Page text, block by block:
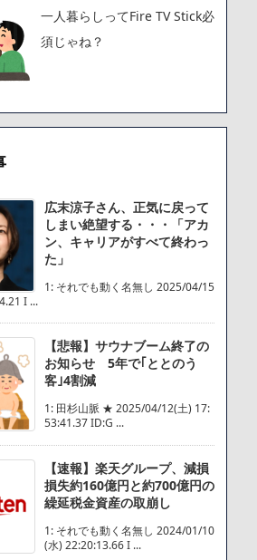
一人暮らしってFire TV Stick必
須じゃね？
広末涼子さん、正気に戻って
しまい絶望する・・・「アカ
ン、キャリアがすべて終わっ
た」
1: それでも動く名無し 2025/04/15
I ...
【悲報】サウナブーム終了の
お知らせ 5年で｢ととのう
客｣4割減
1: 田杉山脈 ★ 2025/04/12(土) 17:
53:41.37 ID:G ...
【速報】楽天グループ、減損
損失約160億円と約700億円の
繰延税金資産の取崩し
1: それでも動く名無し 2024/01/10
(水) 22:20:13.66 I ...